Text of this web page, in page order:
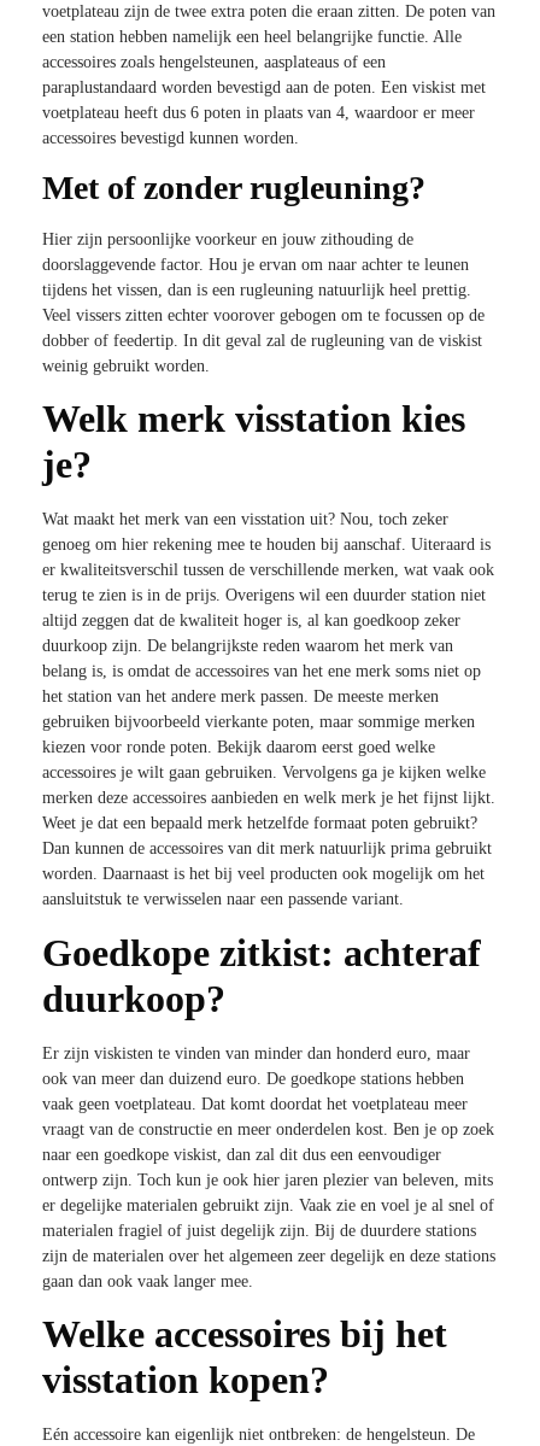
voetplateau zijn de twee extra poten die eraan zitten. De poten van
een station hebben namelijk een heel belangrijke functie. Alle
accessoires zoals hengelsteunen, aasplateaus of een
paraplustandaard worden bevestigd aan de poten. Een viskist met
voetplateau heeft dus 6 poten in plaats van 4, waardoor er meer
accessoires bevestigd kunnen worden.
Met of zonder rugleuning?
Hier zijn persoonlijke voorkeur en jouw zithouding de
doorslaggevende factor. Hou je ervan om naar achter te leunen
tijdens het vissen, dan is een rugleuning natuurlijk heel prettig.
Veel vissers zitten echter voorover gebogen om te focussen op de
dobber of feedertip. In dit geval zal de rugleuning van de viskist
weinig gebruikt worden.
Welk merk visstation kies
je?
Wat maakt het merk van een visstation uit? Nou, toch zeker
genoeg om hier rekening mee te houden bij aanschaf. Uiteraard is
er kwaliteitsverschil tussen de verschillende merken, wat vaak ook
terug te zien is in de prijs. Overigens wil een duurder station niet
altijd zeggen dat de kwaliteit hoger is, al kan goedkoop zeker
duurkoop zijn. De belangrijkste reden waarom het merk van
belang is, is omdat de accessoires van het ene merk soms niet op
het station van het andere merk passen. De meeste merken
gebruiken bijvoorbeeld vierkante poten, maar sommige merken
kiezen voor ronde poten. Bekijk daarom eerst goed welke
accessoires je wilt gaan gebruiken. Vervolgens ga je kijken welke
merken deze accessoires aanbieden en welk merk je het fijnst lijkt.
Weet je dat een bepaald merk hetzelfde formaat poten gebruikt?
Dan kunnen de accessoires van dit merk natuurlijk prima gebruikt
worden. Daarnaast is het bij veel producten ook mogelijk om het
aansluitstuk te verwisselen naar een passende variant.
Goedkope zitkist: achteraf
duurkoop?
Er zijn viskisten te vinden van minder dan honderd euro, maar
ook van meer dan duizend euro. De goedkope stations hebben
vaak geen voetplateau. Dat komt doordat het voetplateau meer
vraagt van de constructie en meer onderdelen kost. Ben je op zoek
naar een goedkope viskist, dan zal dit dus een eenvoudiger
ontwerp zijn. Toch kun je ook hier jaren plezier van beleven, mits
er degelijke materialen gebruikt zijn. Vaak zie en voel je al snel of
materialen fragiel of juist degelijk zijn. Bij de duurdere stations
zijn de materialen over het algemeen zeer degelijk en deze stations
gaan dan ook vaak langer mee.
Welke accessoires bij het
visstation kopen?
Eén accessoire kan eigenlijk niet ontbreken: de hengelsteun. De